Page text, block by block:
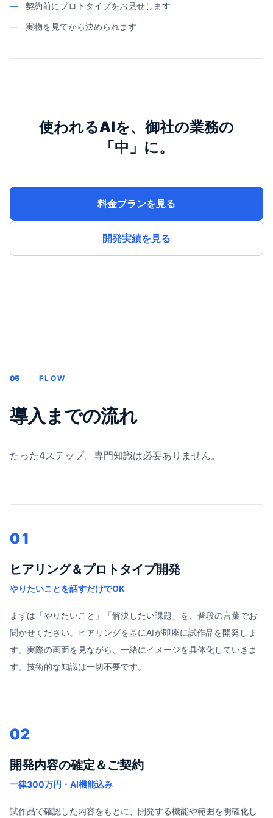
—
契約前にプロトタイプをお見せします
—
実物を見てから決められます
使われるAIを、御社の業務の
「中」に。
料金プランを見る
開発実績を見る
05 FLOW
導入までの流れ
たった4ステップ。専門知識は必要ありません。
01
ヒアリング＆プロトタイプ開発
やりたいことを話すだけでOK
まずは「やりたいこと」「解決したい課題」を、普段の言葉でお
聞かせください。ヒアリングを基にAIが即座に試作品を開発しま
す。実際の画面を見ながら、一緒にイメージを具体化していきま
す。技術的な知識は一切不要です。
02
開発内容の確定＆ご契約
一律300万円・AI機能込み
試作品で確認した内容をもとに、開発する機能や範囲を明確化し